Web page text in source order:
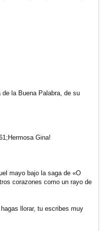
la Buena Palabra, de su
Gina!
mayo bajo la saga de «O
corazones como un rayo de
llorar, tu escribes muy